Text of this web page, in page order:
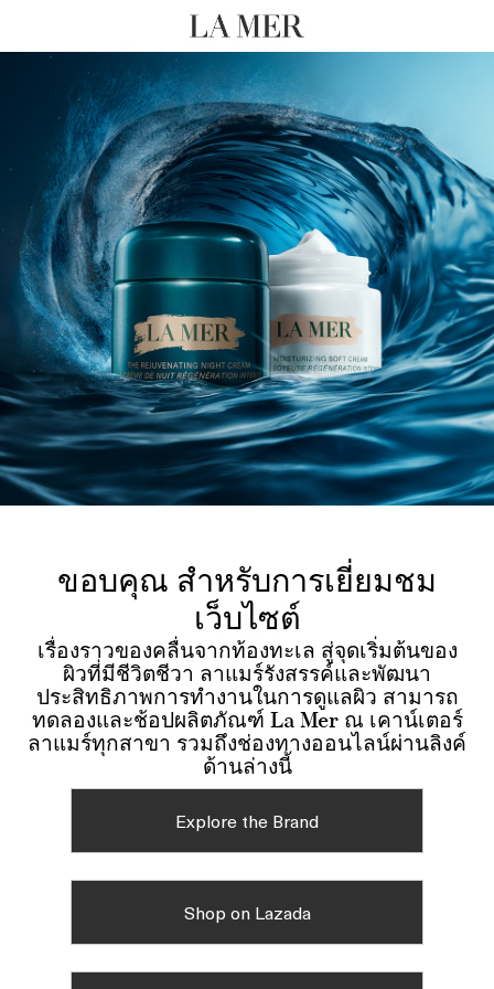
ขอบคุณ สำหรับการเยี่ยมชม
เว็บไซต์
เรื่องราวของคลื่นจากท้องทะเล สู่จุดเริ่มต้นของ
ผิวที่มีชีวิตชีวา ลาแมร์รังสรรค์และพัฒนา
ประสิทธิภาพการทำงานในการดูแลผิว สามารถ
ทดลองและช้อปผลิตภัณฑ์ La Mer ณ เคาน์เตอร์
ลาแมร์ทุกสาขา รวมถึงช่องทางออนไลน์ผ่านลิงค์
ด้านล่างนี้
Explore the Brand
Shop on Lazada